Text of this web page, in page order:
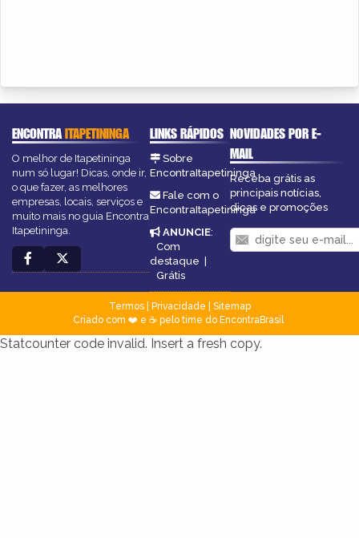
ENCONTRAITAPETININGA
O melhor de Itapetininga
num só lugar! Dicas, onde ir,
o que fazer, as melhores
empresas, locais, serviços e
muito mais no guia Encontra
Itapetininga.
LINKS RÁPIDOS
Sobre
EncontraItapetininga
Fale com o
EncontraItapetininga
ANUNCIE:
Com
destaque |
Grátis
NOVIDADES POR E-
MAIL
Receba grátis as
principais notícias,
dicas e promoções
Termos| Privacidade
Sitemap
Criado com ❤️ e ☕ pelo time do EncontraBrasil
Statcounter code invalid. Insert a fresh copy.